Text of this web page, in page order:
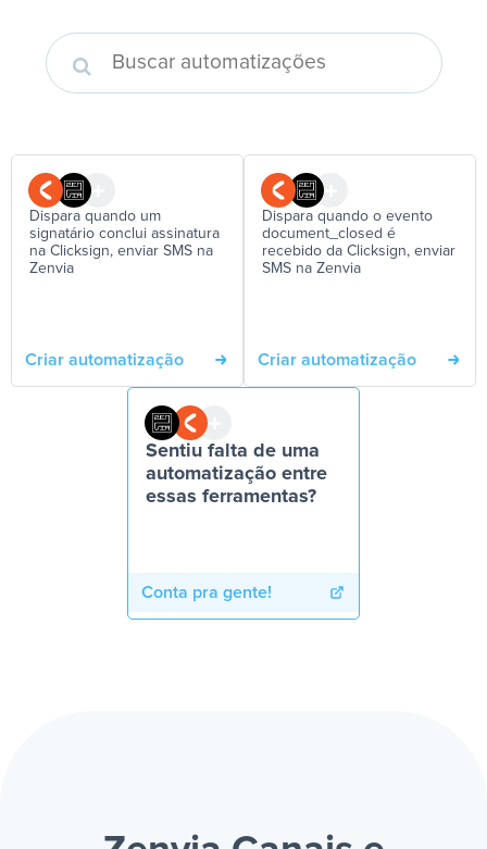
Dispara quando um
signatário conclui assinatura
na Clicksign, enviar SMS na
Zenvia
Criar automatização
Dispara quando o evento
document_closed é
recebido da Clicksign, enviar
SMS na Zenvia
Criar automatização
Sentiu falta de uma
automatização entre
essas ferramentas?
Conta pra gente!